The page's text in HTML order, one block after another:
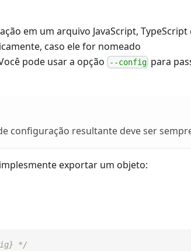
em um arquivo JavaScript, TypeScript
caso ele for nomeado
pode usar a opção --configpara
configuração resultante deve ser
exportar um objeto:
*/